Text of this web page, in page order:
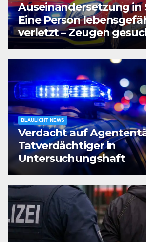
Auseinandersetzung in
Eine Person
verletzt – Zeugen
BLAULICHT NEWS
Verdacht auf
Tatverdächtiger in
Untersuchungshaft